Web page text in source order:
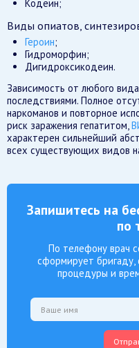
Кодеин;
Виды опиатов,
Героин;
Гидроморфин;
Дигидроксикодеин.
Зависимость от любого
последствиями. Полное
наркоманов и повторное
риск заражения гепатитом,
характерен сильнейший
всех существующих видов
Запишитесь на
по
По телефону врач
сформирует
процедуры и